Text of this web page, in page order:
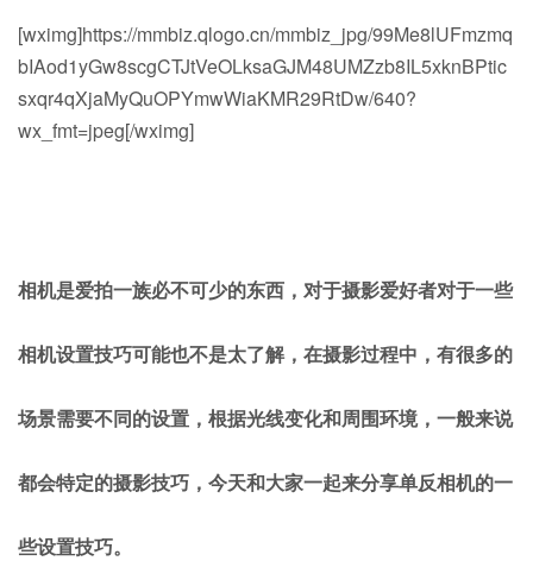
[wximg]https://mmbiz.qlogo.cn/mmbiz_jpg/99Me8lUFmzmq
bIAod1yGw8scgCTJtVeOLksaGJM48UMZzb8IL5xknBPtic
sxqr4qXjaMyQuOPYmwWiaKMR29RtDw/640?
wx_fmt=jpeg[/wximg]
相机是爱拍一族必不可少的东西，对于摄影爱好者对于一些
相机设置技巧可能也不是太了解，在摄影过程中，有很多的
场景需要不同的设置，根据光线变化和周围环境，一般来说
都会特定的摄影技巧，今天和大家一起来分享单反相机的一
些设置技巧。